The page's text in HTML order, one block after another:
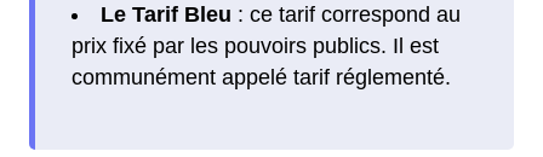
Le Tarif Bleu : ce tarif correspond au
prix fixé par les pouvoirs publics. Il est
communément appelé tarif réglementé.